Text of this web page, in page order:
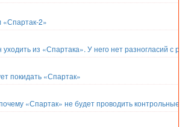
«Спартак-2»
из «Спартака». У него нет разногласий с
покидать «Спартак»
«Спартак» не будет проводить контрольные